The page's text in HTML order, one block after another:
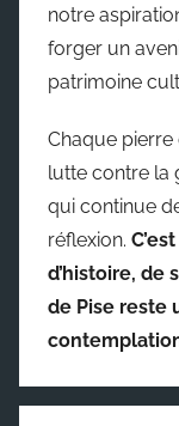
notre
forger un
patrimoine
Chaque pierre
lutte contre la
qui continue
réflexion.
d’histoire, de
de Pise reste